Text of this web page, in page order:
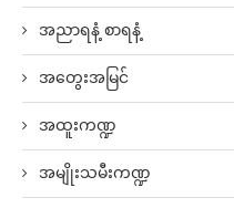
အညာရနံ့ စာရနံ့
အတွေးအမြင်
အထူးကဏ္ဍ
အမျိုးသမီးကဏ္ဍ